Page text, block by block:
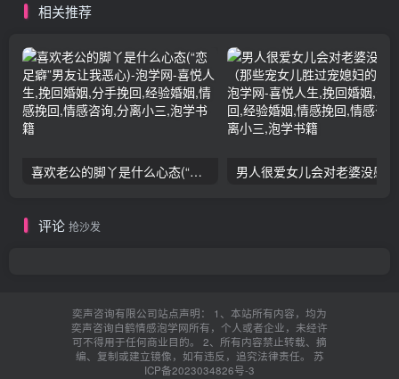
相关推荐
喜欢老公的脚丫是什么心态(“恋足癖”男友让我恶心)
评论 抢沙发
奕声咨询有限公司站点声明： 1、本站所有内容，均为
奕声咨询白鹤情感泡学网所有，个人或者企业，未经许
可不得用于任何商业目的。 2、所有内容禁止转载、摘
编、复制或建立镜像，如有违反，追究法律责任。 苏
ICP备2023034826号-3